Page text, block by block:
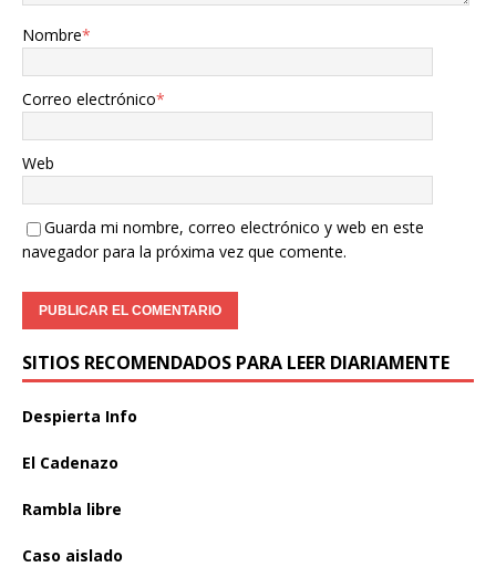
Nombre*
Correo electrónico*
Web
Guarda mi nombre, correo electrónico y web en este
navegador para la próxima vez que comente.
SITIOS RECOMENDADOS PARA LEER DIARIAMENTE
Despierta Info
El Cadenazo
Rambla libre
Caso aislado